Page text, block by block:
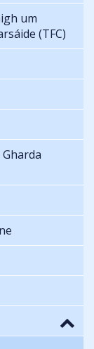
um
(TFC)